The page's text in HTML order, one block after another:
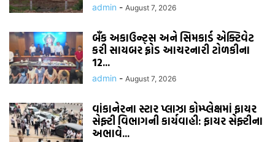
admin - August 7, 2026
બૅંક અકાઉન્ટ્સ અને સિમકાર્ડ એક્ટિવેટ
કરી સાયબર ફ્રોડ આચરનારી ટોળકીના
12...
admin - August 7, 2026
વાંકાનેરના સ્ટાર પ્લાઝા કોમ્પ્લેક્ષમાં ફાયર
સેફ્ટી વિભાગની કાર્યવાહી: ફાયર સેફ્ટીના
અભાવે...